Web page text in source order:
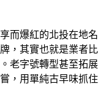
而爆紅的北投在地名
，其實也就是業者比
老字號轉型甚至拓展
，用單純古早味抓住